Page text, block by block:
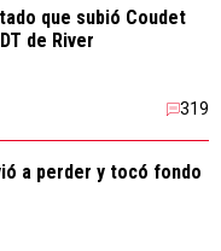
que subió Coudet
de River
319
a perder y tocó fondo